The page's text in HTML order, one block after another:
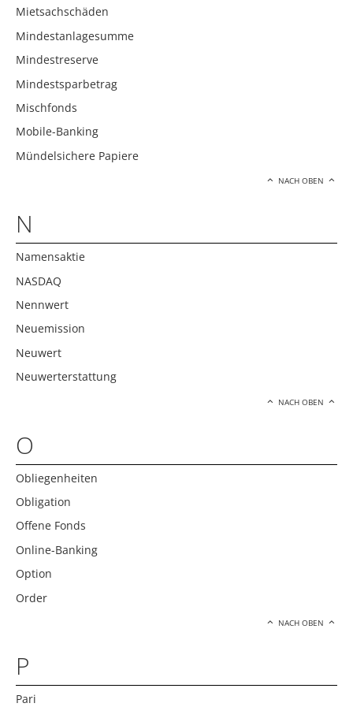
Mietsachschäden
Mindestanlagesumme
Mindestreserve
Mindestsparbetrag
Mischfonds
Mobile-Banking
Mündelsichere Papiere
NACH OBEN
N
Namensaktie
NASDAQ
Nennwert
Neuemission
Neuwert
Neuwerterstattung
NACH OBEN
O
Obliegenheiten
Obligation
Offene Fonds
Online-Banking
Option
Order
NACH OBEN
P
Pari